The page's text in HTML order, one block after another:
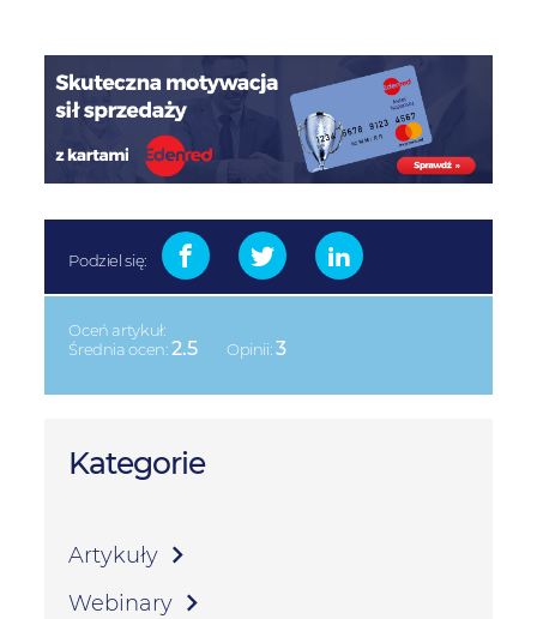
Kategorie
Artykuły
Webinary
Podziel się:
Oceń artykuł:
Średnia ocen:2.5 Opinii:3